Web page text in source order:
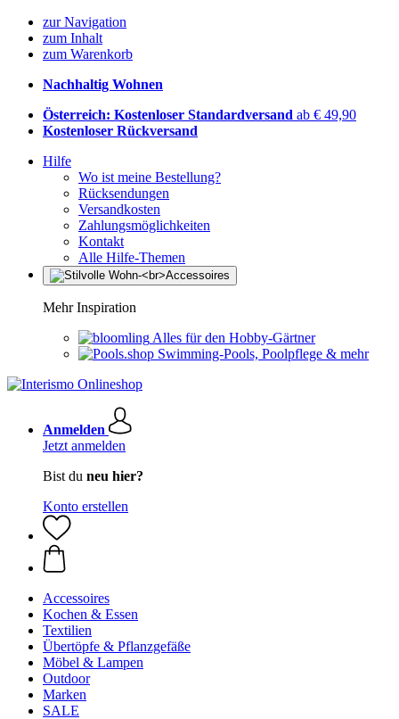
zur Navigation
zum Inhalt
zum Warenkorb
Nachhaltig Wohnen
Österreich: Kostenloser Standardversand ab € 49,90
Kostenloser Rückversand
Hilfe
Wo ist meine Bestellung?
Rücksendungen
Versandkosten
Zahlungsmöglichkeiten
Kontakt
Alle Hilfe-Themen
Mehr Inspiration
Alles für den Hobby-Gärtner
Swimming-Pools, Poolpflege & mehr
Anmelden
Jetzt anmelden
Bist du neu hier?
Konto erstellen
Accessoires
Kochen & Essen
Textilien
Übertöpfe & Pflanzgefäße
Möbel & Lampen
Outdoor
Marken
SALE